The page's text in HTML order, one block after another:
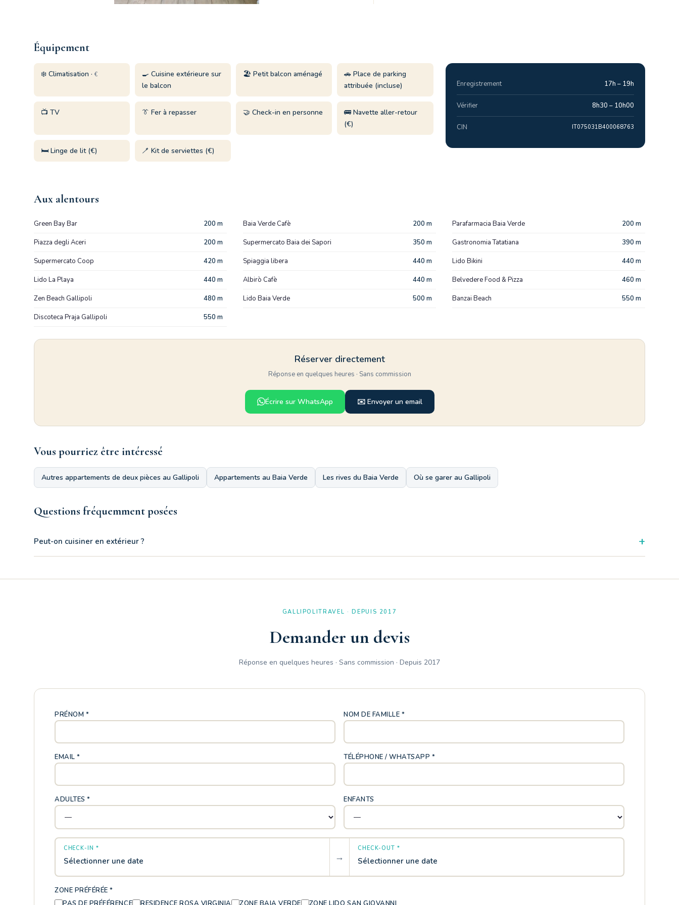
Équipement
❄️ Climatisation ·€
🍳 Cuisine extérieure sur
le balcon
🏖️ Petit balcon aménagé
🚗 Place de parking
attribuée (incluse)
📺 TV 👔 Fer à repasser 🤝 Check-in en personne
🚌 Navette aller-retour
(€)
🛏️ Linge de lit (€) 🪥 Kit de serviettes (€)
Enregistrement 17h – 19h
Vérifier 8h30 – 10h00
CIN IT075031B400068763
Aux alentours
Green Bay Bar 200 m Baia Verde Cafè 200 m Parafarmacia Baia Verde 200 m
Piazza degli Aceri 200 m Supermercato Baia dei Sapori 350 m Gastronomia Tatatiana 390 m
Supermercato Coop 420 m Spiaggia libera 440 m Lido Bikini 440 m
Lido La Playa 440 m Albirò Cafè 440 m Belvedere Food & Pizza 460 m
Zen Beach Gallipoli 480 m Lido Baia Verde 500 m Banzai Beach 550 m
Discoteca Praja Gallipoli 550 m
Réserver directement
Réponse en quelques heures · Sans commission
Écrire sur WhatsApp ✉️ Envoyer un email
Vous pourriez être intéressé
Autres appartements de deux pièces au Gallipoli Appartements au Baia Verde Les rives du Baia Verde Où se garer au Gallipoli
Questions fréquemment posées
Peut-on cuisiner en extérieur ? +
GALLIPOLITRAVEL · DEPUIS 2017
Demander un devis
Réponse en quelques heures · Sans commission · Depuis 2017
PRÉNOM * NOM DE FAMILLE *
EMAIL * TÉLÉPHONE / WHATSAPP *
ADULTES * ENFANTS
CHECK-IN *
Sélectionner une date →
CHECK-OUT *
Sélectionner une date
ZONE PRÉFÉRÉE *